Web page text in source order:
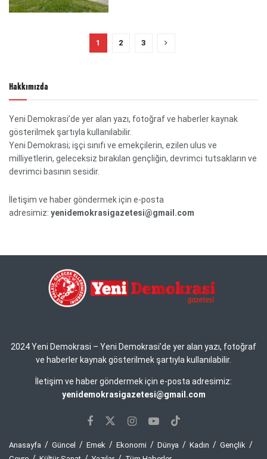
1 2 3
Hakkımızda
Yeni Demokrasi’de yer alan yazı, fotoğraf ve haberler kaynak
gösterilmek şartıyla kullanılabilir.
Yeni Demokrasi; işçi sınıfı ve emekçilerin, ezilen ulus ve
milliyetlerin, geleceksiz bırakılan gençliğin, devrimci tutsakların ve
devrimci basının sesidir.
İletişim ve haber göndermek için e-posta
adresimiz: yenidemokrasigazetesi@gmail.com
2024 Yeni Demokrasi – Yeni Demokrasi’de yer alan yazı, fotoğraf
ve haberler kaynak gösterilmek şartıyla kullanılabilir.
İletişim ve haber göndermek için e-posta adresimiz:
yenidemokrasigazetesi@gmail.com
Anasayfa Güncel Emek Ekonomi Dünya Kadın
Gençlik